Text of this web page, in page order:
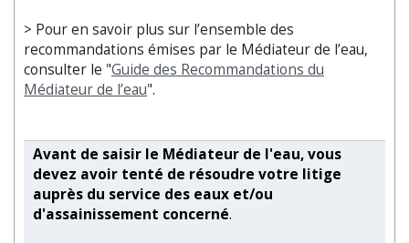
> Pour en savoir plus sur l’ensemble des
recommandations émises par le Médiateur de l’eau,
consulter le "Guide des Recommandations du
Médiateur de l’eau".
Avant de saisir le Médiateur de l'eau, vous
devez avoir tenté de résoudre votre litige
auprès du service des eaux et/ou
d'assainissement concerné.